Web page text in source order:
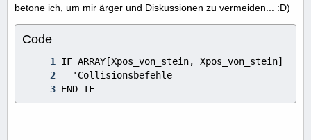
betone ich, um mir ärger und Diskussionen zu vermeiden... :D)
Code
END IF